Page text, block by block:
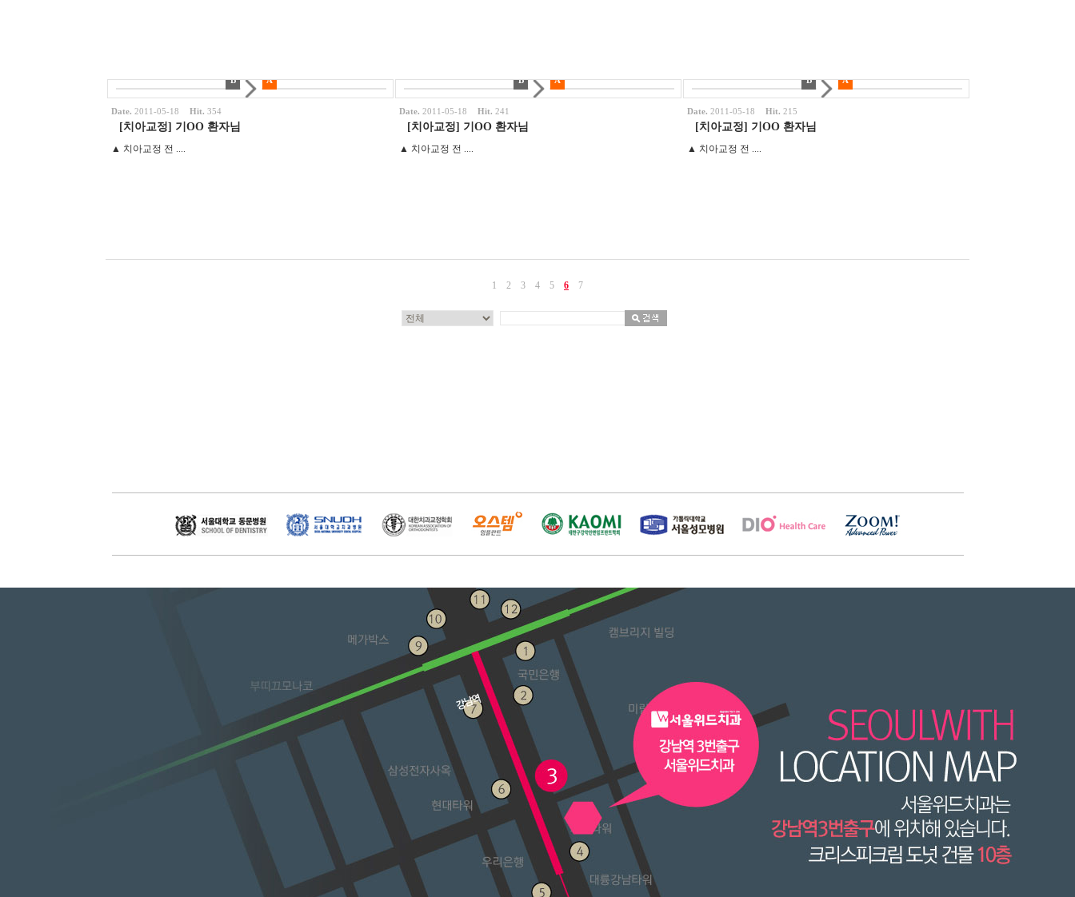
B A
Date. 2011-05-18 Hit. 354
[치아교정] 기OO 환자님
▲ 치아교정 전 ....
B A
Date. 2011-05-18 Hit. 241
[치아교정] 기OO 환자님
▲ 치아교정 전 ....
B A
Date. 2011-05-18 Hit. 215
[치아교정] 기OO 환자님
▲ 치아교정 전 ....
1 2 3 4 5 6 7